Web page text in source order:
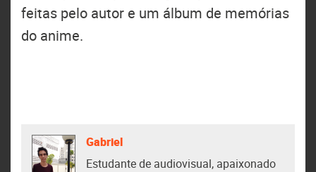
feitas pelo autor e um álbum de memórias
do anime.
Gabriel
Estudante de audiovisual, apaixonado